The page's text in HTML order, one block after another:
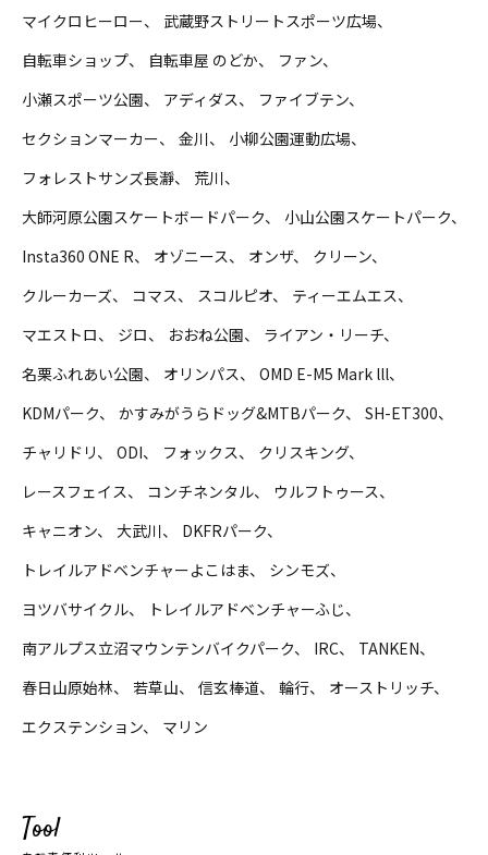
マイクロヒーロー
武蔵野ストリートスポーツ広場
自転車ショップ
自転車屋 のどか
ファン
小瀬スポーツ公園
アディダス
ファイブテン
セクションマーカー
金川
小柳公園運動広場
フォレストサンズ長瀞
荒川
大師河原公園スケートボードパーク
小山公園スケートパーク
Insta360 ONE R
オゾニース オンザ
クリーン
クルーカーズ
コマス スコルピオ
ティーエムエス
マエストロ
ジロ おおね公園
ライアン・リーチ
名栗ふれあい公園
オリンパス
OMD E-M5 Mark lll
KDMパーク
かすみがうらドッグ&MTBパーク
SH-ET300
チャリドリ
ODI フォックス
クリスキング
レースフェイス
コンチネンタル
ウルフトゥース
キャニオン
大武川
DKFRパーク
トレイルアドベンチャーよこはま
シンモズ
ヨツバサイクル
トレイルアドベンチャーふじ
南アルプス立沼マウンテンバイクパーク
IRC
TANKEN
春日山原始林
若草山 信玄棒道 輪行
オーストリッチ
エクステンション
マリン
Tool